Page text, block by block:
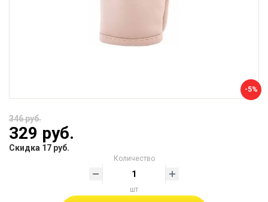
-5%
346 руб.
329 руб.
Скидка 17 руб.
Количество
шт